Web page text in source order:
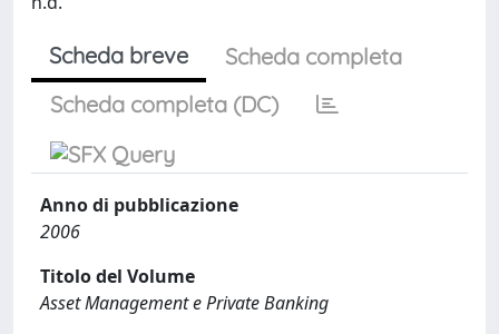
Scheda breve
Scheda completa
Scheda completa (DC)
Anno di pubblicazione
2006
Titolo del Volume
Asset Management e Private Banking